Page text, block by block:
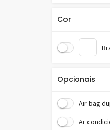
Cor
Opcionais
Air bag
Ar